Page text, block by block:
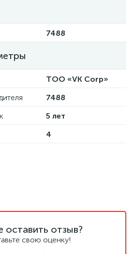
7488
ТОО «VK Corp»
7488
5 лет
4
оставить отзыв?
свою оценку!